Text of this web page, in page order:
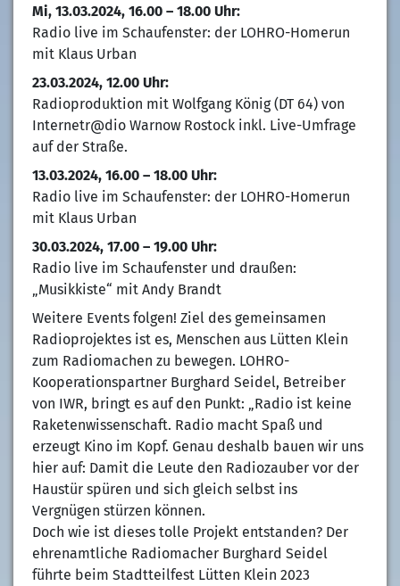
Mi, 13.03.2024, 16.00 – 18.00 Uhr:
Radio live im Schaufenster: der LOHRO-Homerun
mit Klaus Urban
23.03.2024, 12.00 Uhr:
Radioproduktion mit Wolfgang König (DT 64) von
Internetr@dio Warnow Rostock inkl. Live-Umfrage
auf der Straße.
13.03.2024, 16.00 – 18.00 Uhr:
Radio live im Schaufenster: der LOHRO-Homerun
mit Klaus Urban
30.03.2024, 17.00 – 19.00 Uhr:
Radio live im Schaufenster und draußen:
„Musikkiste“ mit Andy Brandt
Weitere Events folgen! Ziel des gemeinsamen
Radioprojektes ist es, Menschen aus Lütten Klein
zum Radiomachen zu bewegen. LOHRO-
Kooperationspartner Burghard Seidel, Betreiber
von IWR, bringt es auf den Punkt: „Radio ist keine
Raketenwissenschaft. Radio macht Spaß und
erzeugt Kino im Kopf. Genau deshalb bauen wir uns
hier auf: Damit die Leute den Radiozauber vor der
Haustür spüren und sich gleich selbst ins
Vergnügen stürzen können.
Doch wie ist dieses tolle Projekt entstanden? Der
ehrenamtliche Radiomacher Burghard Seidel
führte beim Stadtteilfest Lütten Klein 2023